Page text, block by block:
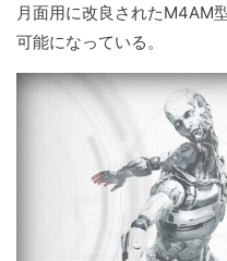
月面用に改良されたM4AM
可能になっている。